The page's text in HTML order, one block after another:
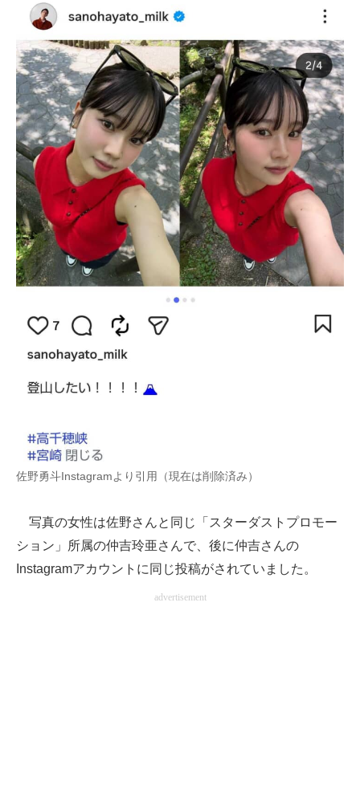
佐野勇斗Instagramより引用（現在は削除済み）
写真の女性は佐野さんと同じ「スターダストプロモー
ション」所属の仲吉玲亜さんで、後に仲吉さんの
Instagramアカウントに同じ投稿がされていました。
advertisement